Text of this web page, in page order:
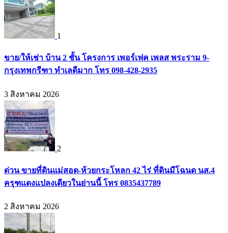
1
ขาย/ให้เช่า บ้าน 2 ชั้น โครงการ เพอร์เฟค เพลส พระราม 9-
กรุงเทพกรีฑา ทำเลดีมาก โทร 098-428-2935
3 สิงหาคม 2026
2
ด่วน ขายที่ดินแม่สอด-ห้วยกระโหลก 42 ไร่ ที่ดินมีโฉนด นส.4
ครุฑแดงแปลงเดียวในย่านนี้ โทร 0835437789
2 สิงหาคม 2026